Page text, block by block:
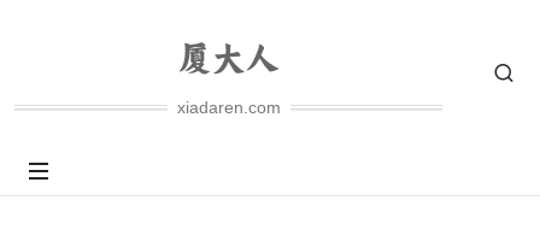
xiadaren.com